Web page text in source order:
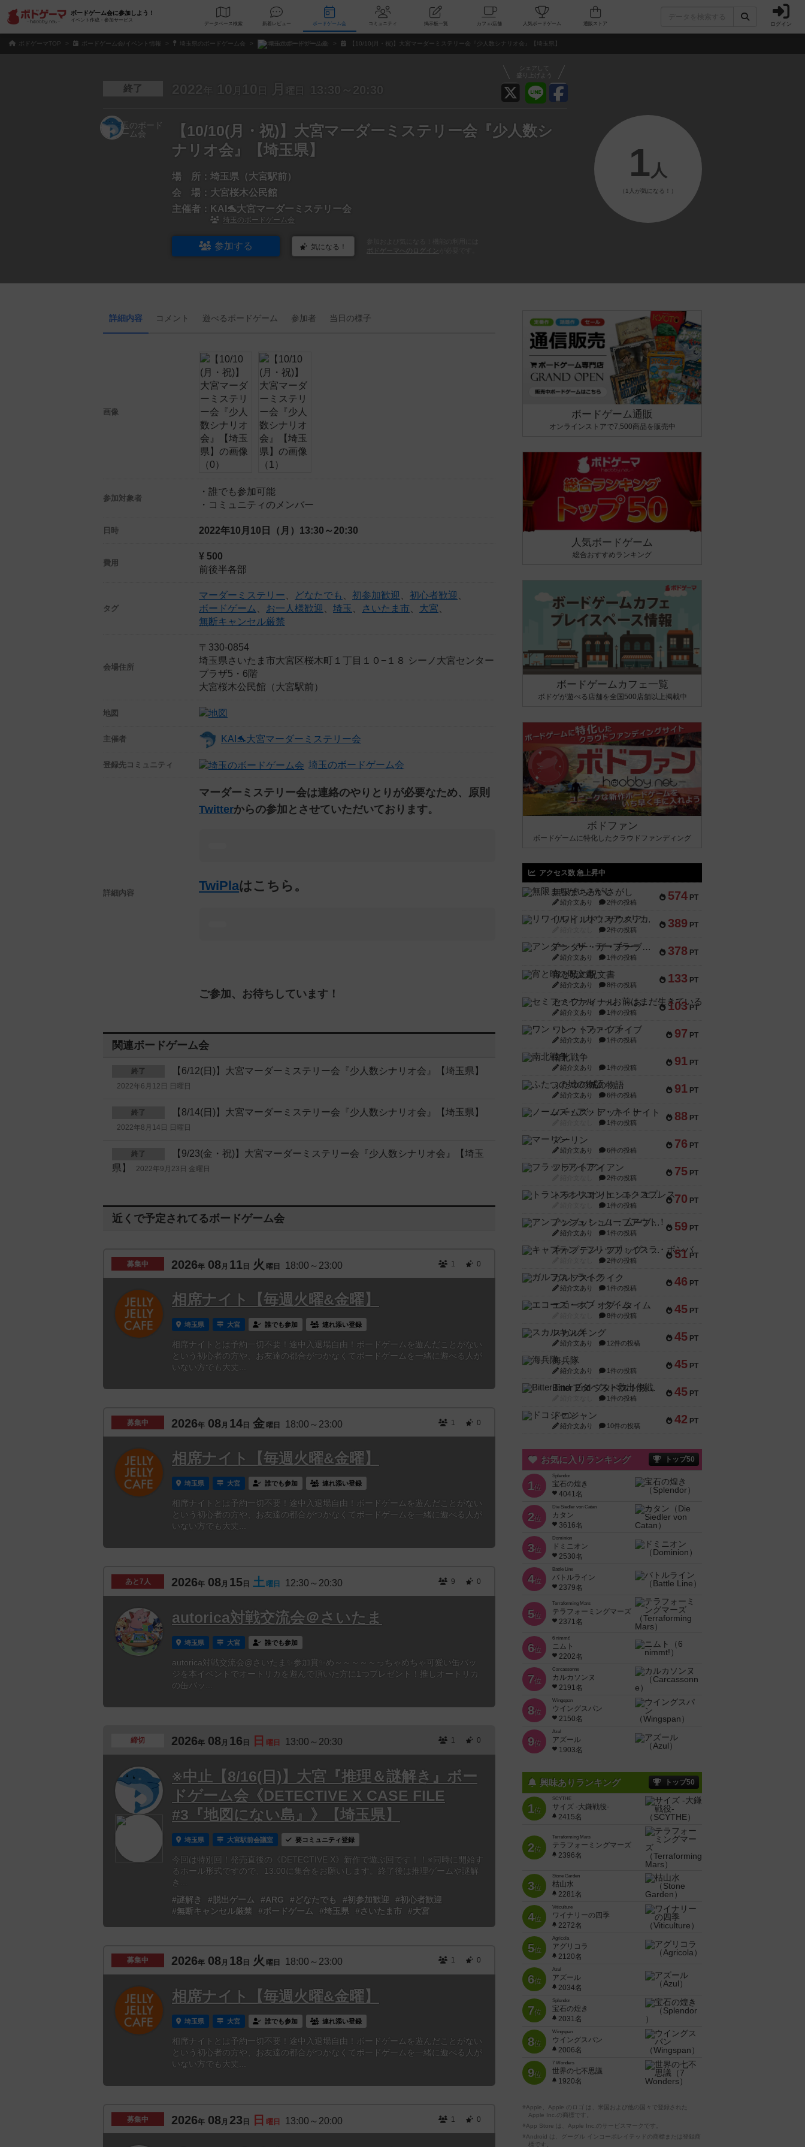
ボードゲーム会に参加しよう！
イベント作成・参加サービス
データベース 検索 新着レビュー ボードゲーム会 コミュニティ 掲示板一覧 カフェ/店舗 人気ボードゲーム ログイン
ボドゲーマTOP ボードゲーム会/イベント情報 埼玉県のボードゲーム会 埼玉のボードゲーム会 【10/10(月・祝)】大宮マーダーミステリー会『少人数シナリオ会』【埼玉県】
シェアして
盛り上げよう
終了 2022 年 10 月 10 日 月 曜日 13:30～20:30
【10/10(月・祝)】大宮マーダーミステリー会『少人数シ
ナリオ会』【埼玉県】
場 所： 埼玉県（大宮駅前）
会 場： 大宮桜木公民館
主催者： KAI🐬大宮マーダーミステリー会
埼玉のボードゲーム会
参加する 気になる！
ボドゲーマへのログイン
1 人
（1人が気になる！）
詳細内容 コメント 遊べるボードゲーム 参加者 当日の様子
画像
参加対象者
・誰でも参加可能
・コミュニティのメンバー
日時 2022年10月10日（月） 13:30～20:30
費用
¥ 500
前後半各部
タグ
マーダーミステリー どなたでも 初参加歓迎 初心者歓迎
ボードゲーム
お一人様歓迎 埼玉 さいたま市 大宮
無断キャンセル厳禁
会場住所
〒330-0854
埼玉県さいたま市大宮区桜木町１丁目１０−１８ シーノ大宮センター
プラザ5・6階
大宮桜木公民館（大宮駅前）
地図
主催者 KAI🐬大宮マーダーミステリー会
登録先コミュニティ 埼玉のボードゲーム会
詳細内容
マーダーミステリー会は連絡のやりとりが必要なため、原則
Twitterからの参加とさせていただいております。
TwiPlaはこちら。
ご参加、お待ちしています！
関連ボードゲーム会
終了 【6/12(日)】大宮マーダーミステリー会『少人数シナリオ会』【埼玉県】
2022年6月12日 日曜日
終了 【8/14(日)】大宮マーダーミステリー会『少人数シナリオ会』【埼玉県】
2022年8月14日 日曜日
終了
【9/23(金・祝)】大宮マーダーミステリー会『少人数シナリオ会』【埼玉
県】
2022年9月23日 金曜日
近くで予定されてるボードゲーム会
募集中 2026年 08 月 11 日 火 曜日 18:00～23:00 1 0
相席ナイト【毎週火曜&金曜】
埼玉県 大宮 誰でも参加 連れ添い登録
相席ナイトとは予約一切不要！途中入退場自由！ボードゲームを遊んだことがない
という初心者の方や、お友達の都合がつかなくてボードゲームを一緒に遊べる人が
いない方でも大丈...
募集中 2026年 08 月 14 日 金 曜日 18:00～23:00 1 0
相席ナイト【毎週火曜&金曜】
埼玉県 大宮 誰でも参加 連れ添い登録
相席ナイトとは予約一切不要！途中入退場自由！ボードゲームを遊んだことがない
という初心者の方や、お友達の都合がつかなくてボードゲームを一緒に遊べる人が
いない方でも大丈...
あと7人 2026年 08月 15 日 土 曜日 12:30～20:30 9 0
autorica対戦交流会＠さいたま
埼玉県 大宮 誰でも参加
autorica対戦交流会@さいたま✨参加賞✨め～～～～～っちゃめちゃ可愛い缶バッ
ジを本イベントでオートリカを遊んで頂いた方に1つプレゼント！推しオートリカ
の缶バッ...
締切 2026年 08月 16 日 日 曜日 13:00～20:30 1 0
※中止【8/16(日)】大宮『推理＆謎解き』ボー
ドゲーム会《DETECTIVE X CASE FILE
#3『地図にない島』》【埼玉県】
埼玉県 大宮駅前会議室 要コミュニティ登録
今回は特別回！発売直後の《DETECTIVE X》新作で遊ぶ回です！！※同時に開始す
るホール形式ですので、13:00に集合をお願いします。終了後は推理ゲームや謎解
き...
#謎解き
#脱出ゲーム #ARG #どなたでも #初参加歓迎
#初心者歓迎
#無断キャンセル厳禁
#ボードゲーム #埼玉県 #さいたま市 #大宮
募集中 2026年 08月 18 日 火 曜日 18:00～23:00 1 0
相席ナイト【毎週火曜&金曜】
埼玉県 大宮 誰でも参加 連れ添い登録
相席ナイトとは予約一切不要！途中入退場自由！ボードゲームを遊んだことがない
という初心者の方や、お友達の都合がつかなくてボードゲームを一緒に遊べる人が
いない方でも大丈...
募集中 2026年 08 月 23 日 日 曜日 13:00～20:00 1 0
ボードゲーム通販
オンラインストアで7,500商品を販売中
人気ボードゲーム
総合おすすめランキング
ボードゲームカフェ一覧
ボドゲが遊べる店舗を全国500店舗以上掲載中
ボドファン
ボードゲームに特化したクラウドファンディング
アクセス数 急上昇中
574 PT
無限まちがいさがし
紹介文あり 2件の投稿
389 PT
リワイルド：サウスアメリカ
2件の投稿
378 PT
アンダー・ザ・テーブラー
紹介文あり 1件の投稿
133 PT
宵と暁の呪文書
紹介文あり 8件の投稿
103 PT
セミファイナル ～お前はまだ生きている～
紹介文あり 1件の投稿
97 PT
ワン・トゥ・ファイブ
紹介文あり 1件の投稿
91 PT
南北戦争
紹介文あり 1件の投稿
91 PT
ふたつの城の物語
紹介文あり 6件の投稿
88 PT
ノームズ・アット・ナイト
1件の投稿
76 PT
マーリン
紹介文あり 6件の投稿
75 PT
フラットアイアン
2件の投稿
70 PT
トランスオリエント・エクスプレス
1件の投稿
59 PT
アンブッシュ！：ムーブアウト！
紹介文あり 1件の投稿
51 PT
キャプテン・フリップ：イスラ・ボンバ
2件の投稿
46 PT
ガルフストライク
紹介文あり 1件の投稿
45 PT
エコーズ・オブ・タイム
8件の投稿
45 PT
スカルキング
紹介文あり 12件の投稿
45 PT
海兵隊
紹介文あり 1件の投稿
45 PT
Bitter End ブタペスト救出作戦
1件の投稿
42 PT
ドコジャン
紹介文あり 10件の投稿
お気に入りランキング トップ50
1位
Splendor
宝石の煌き
4041名
2位
Die Siedler von Catan
カタン
3616名
3位
Dominion
ドミニオン
2530名
4位
Battle Line
バトルライン
2379名
5位
Terraforming Mars
テラフォーミングマーズ
2371名
6位
6 nimmt!
ニムト
2202名
7位
Carcassonne
カルカソンヌ
2191名
8位
Wingspan
ウイングスパン
2150名
9位
Azul
アズール
1903名
興味ありランキング トップ50
1位
SCYTHE
サイズ -大鎌戦役-
2415名
2位
Terraforming Mars
テラフォーミングマーズ
2396名
3位
Stone Garden
枯山水
2281名
4位
Viticulture
ワイナリーの四季
2272名
5位
Agricola
アグリコラ
2120名
6位
Azul
アズール
2034名
7位
Splendor
宝石の煌き
2031名
8位
Wingspan
ウイングスパン
2006名
9位
7 Wonders
世界の七不思議
1920名
※Apple、Apple のロゴ は、米国および他の国々で登録された
Apple Inc.の商標です。
※App Store は、Apple Inc.のサービスマークです。
※Android は、グーグル インコーポレイテッドの商標または登録商
標です。